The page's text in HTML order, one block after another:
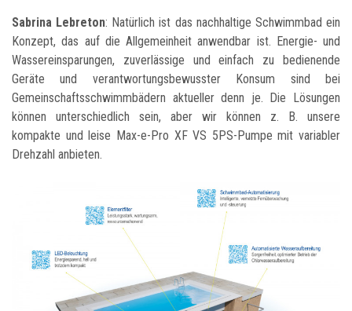
Sabrina Lebreton: Natürlich ist das nachhaltige Schwimmbad ein
Konzept, das auf die Allgemeinheit anwendbar ist. Energie- und
Wassereinsparungen, zuverlässige und einfach zu bedienende
Geräte und verantwortungsbewusster Konsum sind bei
Gemeinschaftsschwimmbädern aktueller denn je. Die Lösungen
können unterschiedlich sein, aber wir können z. B. unsere
kompakte und leise Max-e-Pro XF VS 5PS-Pumpe mit variabler
Drehzahl anbieten.